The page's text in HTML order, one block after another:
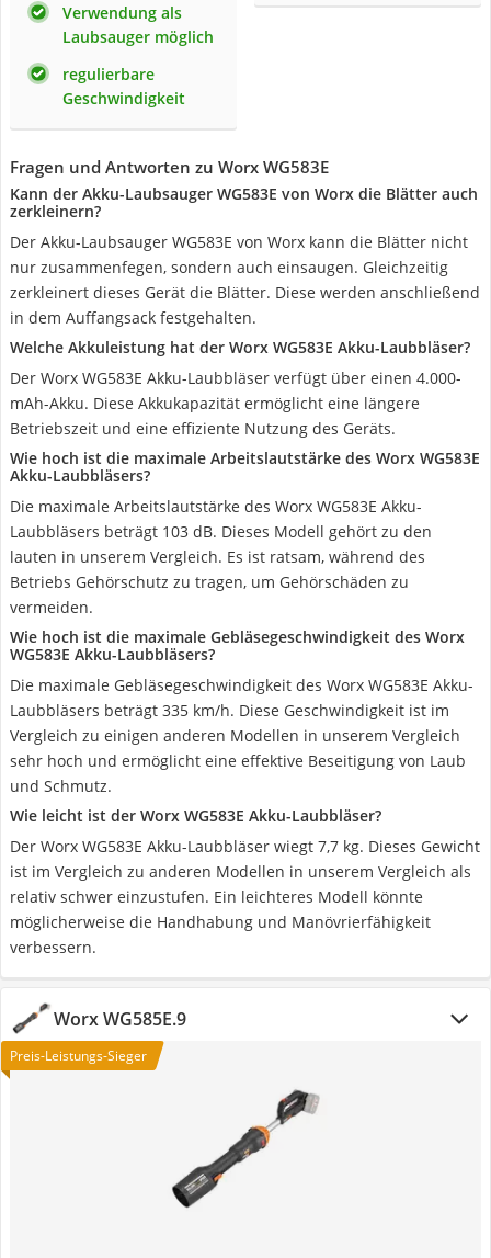
Verwendung als
Laubsauger möglich
regulierbare
Geschwindigkeit
Fragen und Antworten zu Worx WG583E
Kann der Akku-Laubsauger WG583E von Worx die Blätter auch
zerkleinern?
Der Akku-Laubsauger WG583E von Worx kann die Blätter nicht
nur zusammenfegen, sondern auch einsaugen. Gleichzeitig
zerkleinert dieses Gerät die Blätter. Diese werden anschließend
in dem Auffangsack festgehalten.
Welche Akkuleistung hat der Worx WG583E Akku-Laubbläser?
Der Worx WG583E Akku-Laubbläser verfügt über einen 4.000-
mAh-Akku. Diese Akkukapazität ermöglicht eine längere
Betriebszeit und eine effiziente Nutzung des Geräts.
Wie hoch ist die maximale Arbeitslautstärke des Worx WG583E
Akku-Laubbläsers?
Die maximale Arbeitslautstärke des Worx WG583E Akku-
Laubbläsers beträgt 103 dB. Dieses Modell gehört zu den
lauten in unserem Vergleich. Es ist ratsam, während des
Betriebs Gehörschutz zu tragen, um Gehörschäden zu
vermeiden.
Wie hoch ist die maximale Gebläsegeschwindigkeit des Worx
WG583E Akku-Laubbläsers?
Die maximale Gebläsegeschwindigkeit des Worx WG583E Akku-
Laubbläsers beträgt 335 km/h. Diese Geschwindigkeit ist im
Vergleich zu einigen anderen Modellen in unserem Vergleich
sehr hoch und ermöglicht eine effektive Beseitigung von Laub
und Schmutz.
Wie leicht ist der Worx WG583E Akku-Laubbläser?
Der Worx WG583E Akku-Laubbläser wiegt 7,7 kg. Dieses Gewicht
ist im Vergleich zu anderen Modellen in unserem Vergleich als
relativ schwer einzustufen. Ein leichteres Modell könnte
möglicherweise die Handhabung und Manövrierfähigkeit
verbessern.
Worx ‎WG585E.9
Preis-Leistungs-Sieger